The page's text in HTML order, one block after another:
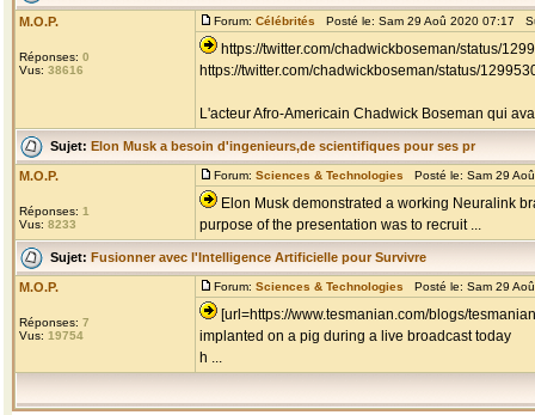
M.O.P.
Réponses: 0
Vus: 38616
Forum: Célébrités Posté le: Sam 29 Aoû 2020 07:17
https://twitter.com/chadwickboseman/status/
https://twitter.com/chadwickboseman/status/
L'acteur Afro-Americain Chadwick Boseman qui
Sujet: Elon Musk a besoin d'ingenieurs,de scientifiques pour ses pr
M.O.P.
Réponses: 1
Vus: 8233
Forum: Sciences & Technologies Posté le: Sam 29
Elon Musk demonstrated a working Neuralink
purpose of the presentation was to recruit ...
Sujet: Fusionner avec l'Intelligence Artificielle pour Survivre
M.O.P.
Réponses: 7
Vus: 19754
Forum: Sciences & Technologies Posté le: Sam 29
[url=https://www.tesmanian.com/blogs/
implanted on a pig during a live broadcast today
h ...